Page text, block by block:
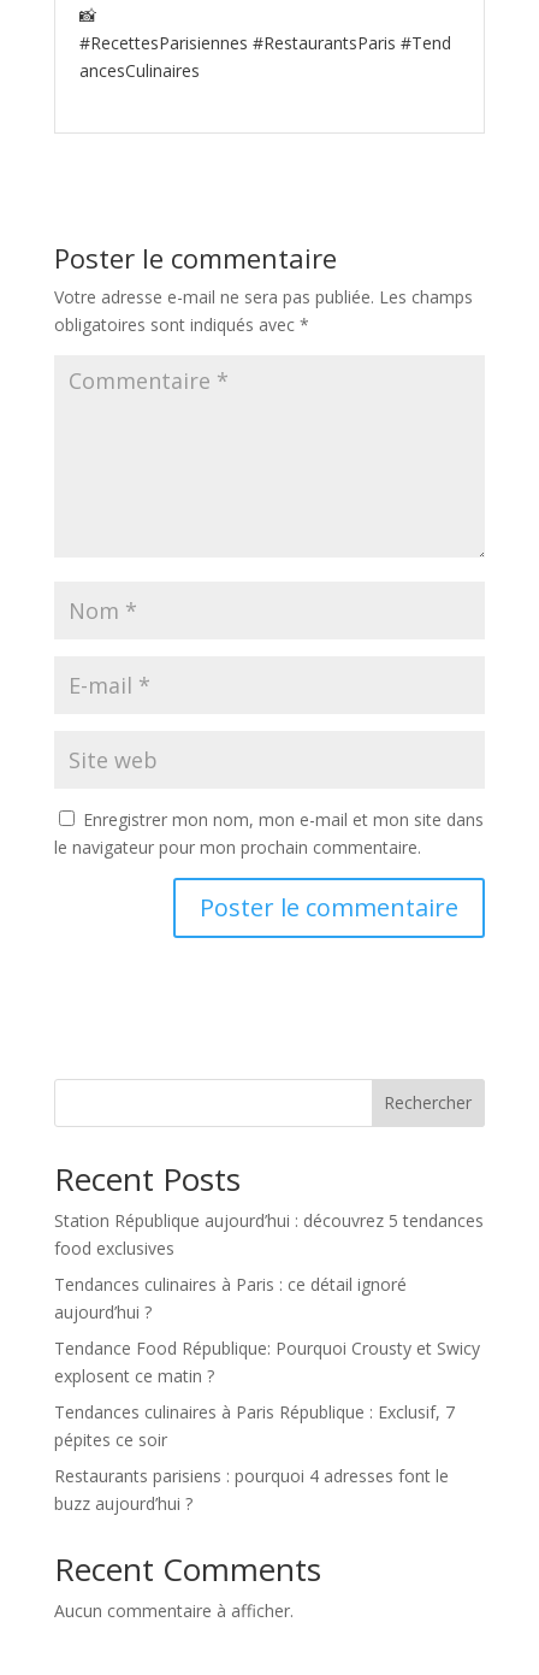
📸
#RecettesParisiennes #RestaurantsParis #Tend
ancesCulinaires
Poster le commentaire
Votre adresse e-mail ne sera pas publiée. Les champs
obligatoires sont indiqués avec *
Enregistrer mon nom, mon e-mail et mon site dans
le navigateur pour mon prochain commentaire.
Rechercher
Recent Posts
Station République aujourd’hui : découvrez 5 tendances
food exclusives
Tendances culinaires à Paris : ce détail ignoré
aujourd’hui ?
Tendance Food République: Pourquoi Crousty et Swicy
explosent ce matin ?
Tendances culinaires à Paris République : Exclusif, 7
pépites ce soir
Restaurants parisiens : pourquoi 4 adresses font le
buzz aujourd’hui ?
Recent Comments
Aucun commentaire à afficher.